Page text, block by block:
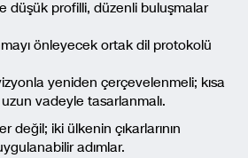
düşük profilli, düzenli buluşmalar
önleyecek ortak dil protokolü
yeniden çerçevelenmeli; kısa
vadeyle tasarlanmalı.
değil; iki ülkenin çıkarlarının
adımlar.